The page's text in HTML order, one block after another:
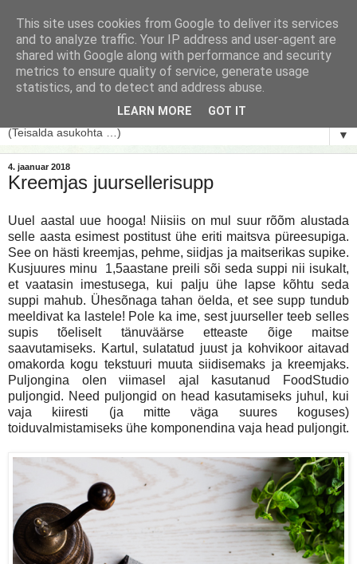
▼
4. jaanuar 2018
Kreemjas juursellerisupp
Uuel aastal uue hooga! Niisiis on mul suur rõõm alustada
selle aasta esimest postitust ühe eriti maitsva püreesupiga.
See on hästi kreemjas, pehme, siidjas ja maitserikas supike.
Kusjuures minu 1,5aastane preili sõi seda suppi nii isukalt,
et vaatasin imestusega, kui palju ühe lapse kõhtu seda
suppi mahub. Ühesõnaga tahan öelda, et see supp tundub
meeldivat ka lastele! Pole ka ime, sest juurseller teeb selles
supis tõeliselt tänuväärse etteaste õige maitse
saavutamiseks. Kartul, sulatatud juust ja kohvikoor aitavad
omakorda kogu tekstuuri muuta siidisemaks ja kreemjaks.
Puljongina olen viimasel ajal kasutanud FoodStudio
puljongid. Need puljongid on head kasutamiseks juhul, kui
vaja kiiresti (ja mitte väga suures koguses)
toiduvalmistamiseks ühe komponendina vaja head puljongit.
This site uses cookies from Google to deliver its services
and to analyze traffic. Your IP address and user-agent are
shared with Google along with performance and security
metrics to ensure quality of service, generate usage
statistics, and to detect and address abuse.
LEARN MORE GOT IT